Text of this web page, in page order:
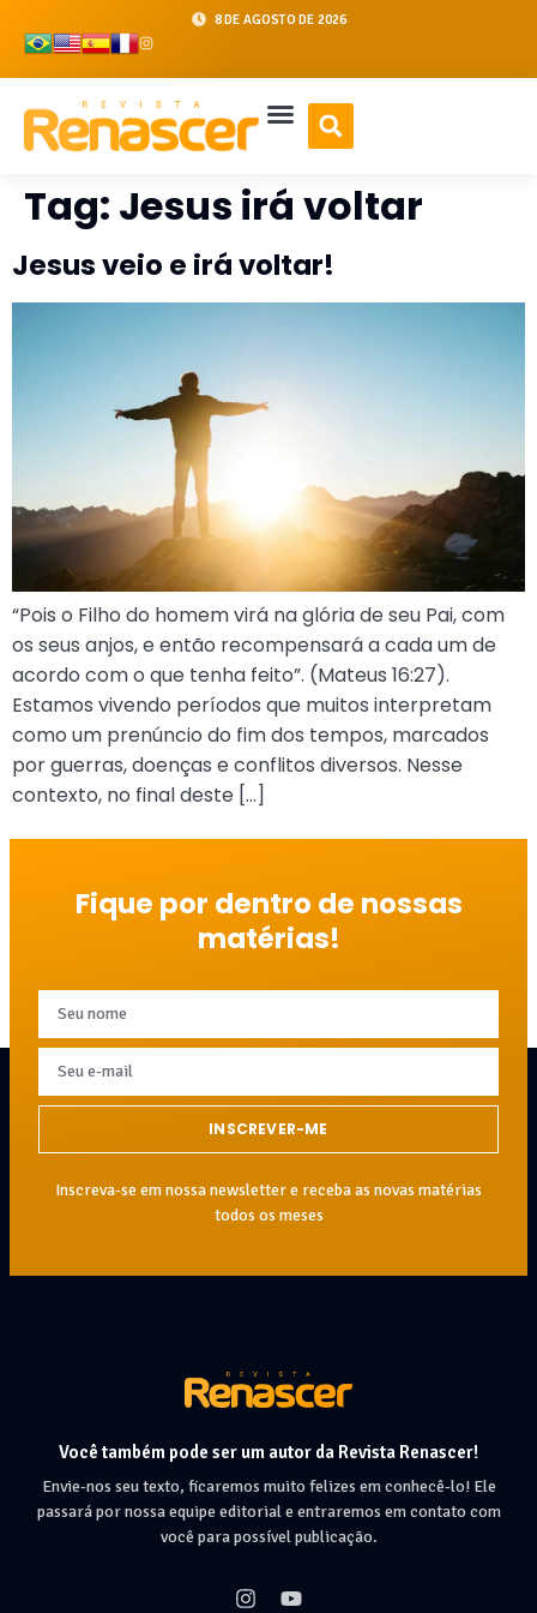
8 DE AGOSTO DE 2026
Tag: Jesus irá voltar
Jesus veio e irá voltar!
“Pois o Filho do homem virá na glória de seu Pai, com
os seus anjos, e então recompensará a cada um de
acordo com o que tenha feito”. (Mateus 16:27).
Estamos vivendo períodos que muitos interpretam
como um prenúncio do fim dos tempos, marcados
por guerras, doenças e conflitos diversos. Nesse
contexto, no final deste […]
Fique por dentro de nossas
matérias!
INSCREVER-ME
Inscreva-se em nossa newsletter e receba as novas matérias
todos os meses
Você também pode ser um autor da Revista Renascer!
Envie-nos seu texto, ficaremos muito felizes em conhecê-lo! Ele
passará por nossa equipe editorial e entraremos em contato com
você para possível publicação.